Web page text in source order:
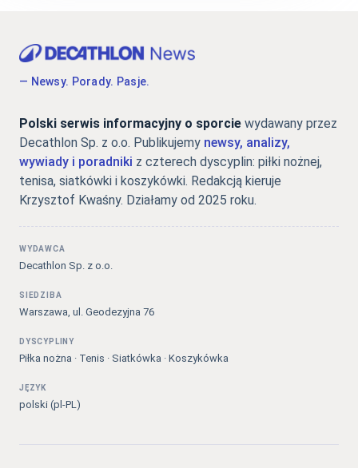
— Newsy. Porady. Pasje.
Polski serwis informacyjny o sporcie wydawany przez
Decathlon Sp. z o.o. Publikujemy newsy, analizy,
wywiady i poradniki z czterech dyscyplin: piłki nożnej,
tenisa, siatkówki i koszykówki. Redakcją kieruje
Krzysztof Kwaśny. Działamy od 2025 roku.
WYDAWCA
Decathlon Sp. z o.o.
SIEDZIBA
Warszawa, ul. Geodezyjna 76
DYSCYPLINY
Piłka nożna · Tenis · Siatkówka · Koszykówka
JĘZYK
polski (pl-PL)